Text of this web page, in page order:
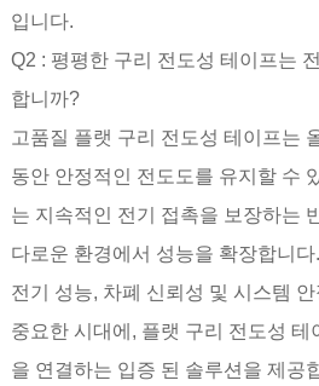
입니다.
Q2 : 평평한 구리 전도성 테이프는
합니까?
고품질 플랫 구리 전도성 테이프는
동안 안정적인 전도도를 유지할 수
는 지속적인 전기 접촉을 보장하는
다로운 환경에서 성능을 확장합니다.
전기 성능, 차폐 신뢰성 및 시스템
중요한 시대에, 플랫 구리 전도성 테
을 연결하는 입증 된 솔루션을 제공